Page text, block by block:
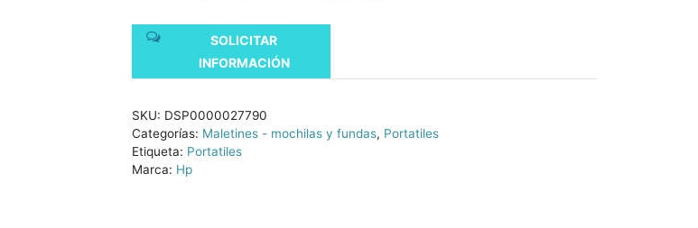
SOLICITAR
INFORMACIÓN
SKU: DSP0000027790
Categorías: Maletines - mochilas y fundas, Portatiles
Etiqueta: Portatiles
Marca: Hp